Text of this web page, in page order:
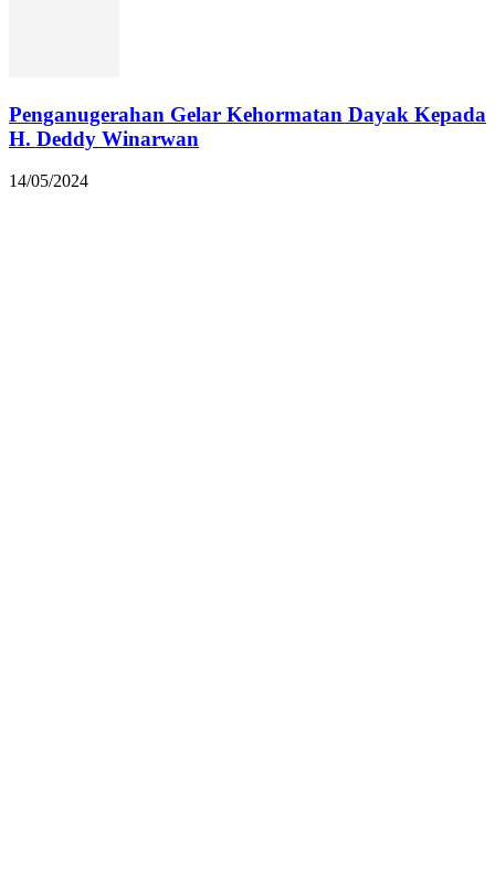
Penganugerahan Gelar Kehormatan Dayak Kepada
H. Deddy Winarwan
14/05/2024